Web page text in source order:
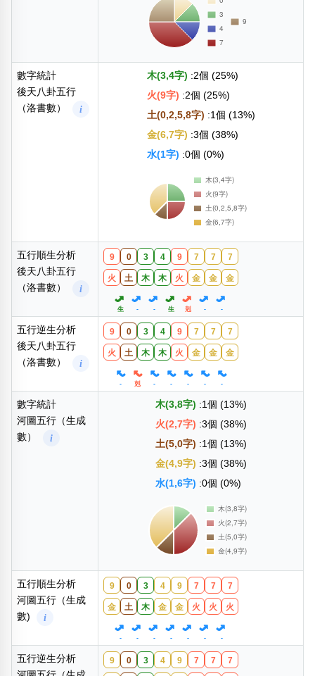
數字統計
後天八卦五行
（洛書數）
i
木(3,4字) :2個 (25%)
火(9字) :2個 (25%)
土(0,2,5,8字) :1個 (13%)
金(6,7字) :3個 (38%)
水(1字) :0個 (0%)
五行順生分析
後天八卦五行
（洛書數）
i
9 0 3 4 9 7 7 7
火 土 木 木 火 金 金 金
生 - - 生 剋 - -
五行逆生分析
後天八卦五行
（洛書數）
i
9 0 3 4 9 7 7 7
火 土 木 木 火 金 金 金
- 剋 - - - - -
數字統計
河圖五行（生成
數）
i
木(3,8字) :1個 (13%)
火(2,7字) :3個 (38%)
土(5,0字) :1個 (13%)
金(4,9字) :3個 (38%)
水(1,6字) :0個 (0%)
五行順生分析
河圖五行（生成
數)
i
9 0 3 4 9 7 7 7
金 土 木 金 金 火 火 火
- - - - - - -
五行逆生分析
9 0 3 4 9 7 7 7